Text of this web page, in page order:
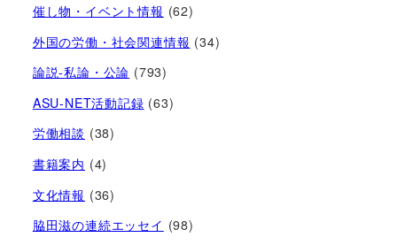
催し物・イベント情報 (62)
外国の労働・社会関連情報 (34)
論説-私論・公論 (793)
ASU-NET活動記録 (63)
労働相談 (38)
書籍案内 (4)
文化情報 (36)
脇田滋の連続エッセイ (98)